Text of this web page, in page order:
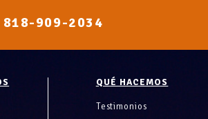
818-909-2034
QUÉ HACEMOS
Testimonios